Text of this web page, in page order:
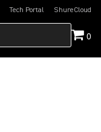
Tech Portal
(Opens in a new tab)ShureCloud
(Opens in a new
0